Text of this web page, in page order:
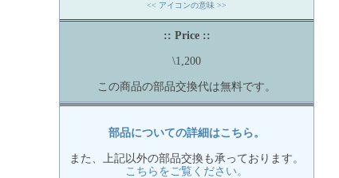
<< アイコンの意味 >>
:: Price ::
\1,200
この商品の部品交換代は無料です。
部品についての詳細はこちら。
また、上記以外の部品交換も承っております。
こちらをご覧ください。